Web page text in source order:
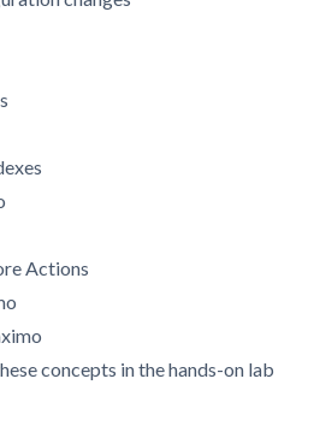
Actions
concepts in the hands-on lab